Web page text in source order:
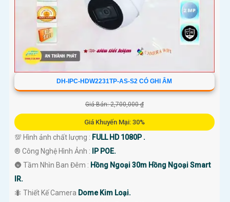
DH-IPC-HDW2231TP-AS-S2 CÓ GHI ÂM
Giá Bán: 2,700,000 ₫
Giá Khuyến Mại: 30%
💯 Hình ảnh chất lượng : FULL HD 1080P .
®️ Công Nghệ Hình Ảnh :
IP POE.
🌚 Tầm Nhìn Ban Đêm : Hồng Ngoại 30m Hồng Ngoại Smart
IR.
🐜 Thiết Kế Camera Dome Kim Loại.